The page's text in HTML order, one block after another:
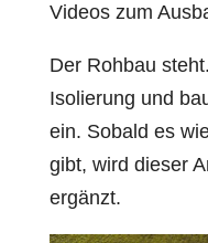
Videos zum
Der Rohbau
Isolierung und
ein. Sobald es
gibt, wird dieser
ergänzt.